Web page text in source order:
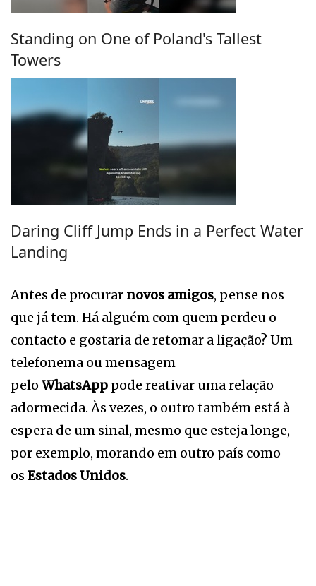
Standing on One of Poland's Tallest
Towers
Daring Cliff Jump Ends in a Perfect Water
Landing
Antes de procurar novos amigos, pense nos
que já tem. Há alguém com quem perdeu o
contacto e gostaria de retomar a ligação? Um
telefonema ou mensagem
pelo WhatsApp pode reativar uma relação
adormecida. Às vezes, o outro também está à
espera de um sinal, mesmo que esteja longe,
por exemplo, morando em outro país como
os Estados Unidos.